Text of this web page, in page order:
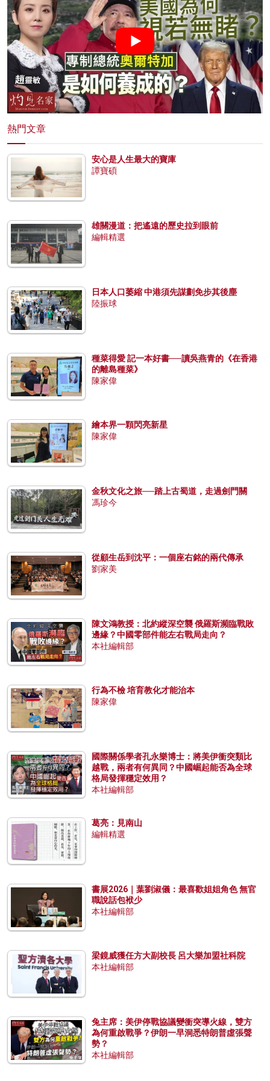
熱門文章
安心是人生最大的寶庫
譚寶碩
雄關漫道：把遙遠的歷史拉到眼前
編輯精選
日本人口萎縮 中港須先謀劃免步其後塵
陸振球
種菜得愛 記一本好書──讀吳燕青的《在香港
的離島種菜》
陳家偉
繪本界一顆閃亮新星
陳家偉
金秋文化之旅──踏上古蜀道，走過劍門關
馮珍今
從顧生岳到沈平：一個座右銘的兩代傳承
劉家美
陳文鴻教授：北約縱深空襲 俄羅斯瀕臨戰敗
邊緣？中國零部件能左右戰局走向？
本社編輯部
行為不檢 培育教化才能治本
陳家偉
國際關係學者孔永樂博士：將美伊衝突類比
越戰，兩者有何異同？中國崛起能否為全球
格局發揮穩定效用？
本社編輯部
葛亮：見南山
編輯精選
書展2026｜葉劉淑儀：最喜歡姐姐角色 無官
職說話包袱少
本社編輯部
梁鏡威獲任方大副校長 呂大樂加盟社科院
本社編輯部
兔主席：美伊停戰協議變衝突導火線，雙方
為何重啟戰爭？伊朗一早洞悉特朗普虛張聲
勢？
本社編輯部